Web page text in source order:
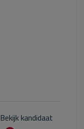
Bekijk kandidaat